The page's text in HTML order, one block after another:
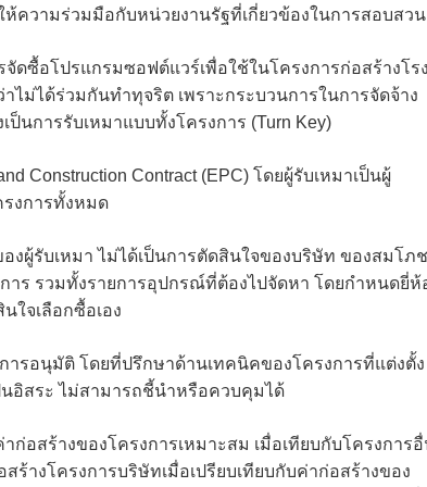
ความร่วมมือกับหน่วยงานรัฐที่เกี่ยวข้องในการสอบสวน
ดซื้อโปรแกรมซอฟต์แวร์เพื่อใช้ในโครงการก่อสร้างโรง
ม่ได้ร่วมกันทำทุจริต เพราะกระบวนการในการจัดจ้าง
นการรับเหมาแบบทั้งโครงการ (Turn Key)
Construction Contract (EPC) โดยผู้รับเหมาเป็นผู้
รงการทั้งหมด
ผู้รับเหมา ไม่ได้เป็นการตัดสินใจของบริษัท ของสมโภ
าร รวมทั้งรายการอุปกรณ์ที่ต้องไปจัดหา โดยกำหนดยี่ห้
ใจเลือกซื้อเอง
รอนุมัติ โดยที่ปรึกษาด้านเทคนิคของโครงการที่แต่งตั้ง
อิสระ ไม่สามารถชี้นำหรือควบคุมได้
อสร้างของโครงการเหมาะสม เมื่อเทียบกับโครงการ
ร้างโครงการบริษัทเมื่อเปรียบเทียบกับค่าก่อสร้างของ